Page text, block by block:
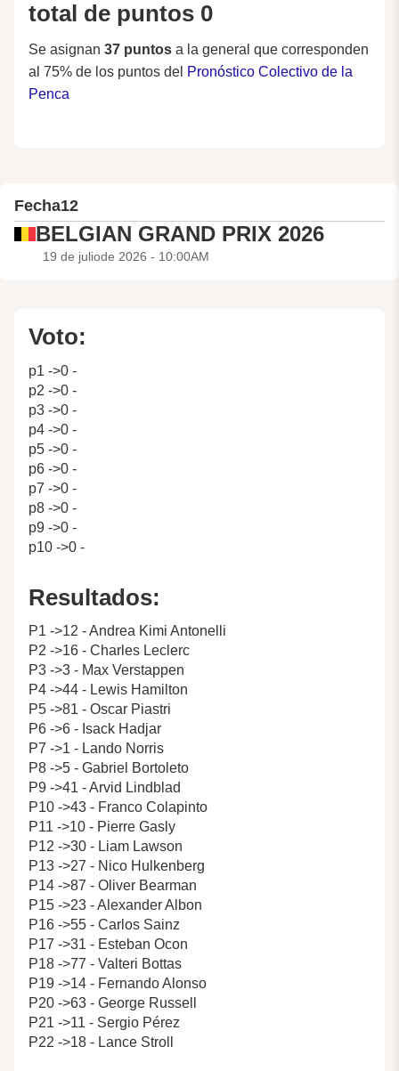
total de puntos 0
Se asignan 37 puntos a la general que corresponden
al 75% de los puntos del Pronóstico Colectivo de la
Penca
Fecha12
BELGIAN GRAND PRIX 2026
19 de juliode 2026 - 10:00AM
Voto:
p1 ->0 -
p2 ->0 -
p3 ->0 -
p4 ->0 -
p5 ->0 -
p6 ->0 -
p7 ->0 -
p8 ->0 -
p9 ->0 -
p10 ->0 -
Resultados:
P1 ->12 - Andrea Kimi Antonelli
P2 ->16 - Charles Leclerc
P3 ->3 - Max Verstappen
P4 ->44 - Lewis Hamilton
P5 ->81 - Oscar Piastri
P6 ->6 - Isack Hadjar
P7 ->1 - Lando Norris
P8 ->5 - Gabriel Bortoleto
P9 ->41 - Arvid Lindblad
P10 ->43 - Franco Colapinto
P11 ->10 - Pierre Gasly
P12 ->30 - Liam Lawson
P13 ->27 - Nico Hulkenberg
P14 ->87 - Oliver Bearman
P15 ->23 - Alexander Albon
P16 ->55 - Carlos Sainz
P17 ->31 - Esteban Ocon
P18 ->77 - Valteri Bottas
P19 ->14 - Fernando Alonso
P20 ->63 - George Russell
P21 ->11 - Sergio Pérez
P22 ->18 - Lance Stroll